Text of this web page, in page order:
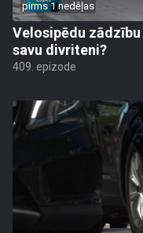
pirms 1 nedēļas
Velosipēdu
savu divriteni?
409. epizode